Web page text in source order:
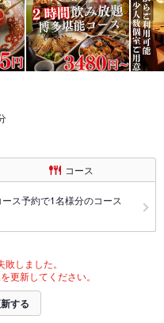
コース
ス予約で1名様分のコース
しました。
更新してください。
する